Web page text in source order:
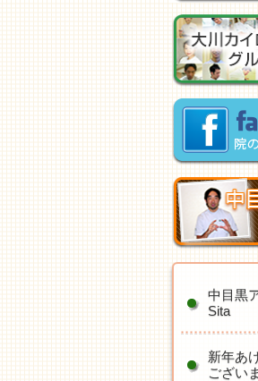
中目黒
Sita
新年あ
ござい